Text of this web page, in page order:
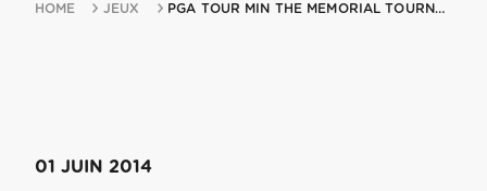
HOME JEUX PGA TOUR MIN THE MEMORIAL TOURNAMENT 01062014 DUBLIN OH
01 JUIN 2014